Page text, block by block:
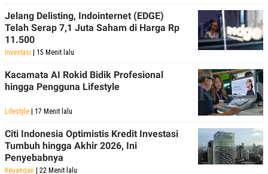
D
I
A
.
I
PEDOMAN
PEMBERITAAN
SIBER
Jelang Delisting, Indointernet (EDGE)
Telah Serap 7,1 Juta Saham di Harga Rp
11.500
Investasi | 15 Menit lalu
Kacamata AI Rokid Bidik Profesional
hingga Pengguna Lifestyle
Lifestyle | 17 Menit lalu
Citi Indonesia Optimistis Kredit Investasi
Tumbuh hingga Akhir 2026, Ini
Penyebabnya
Keuangan | 22 Menit lalu